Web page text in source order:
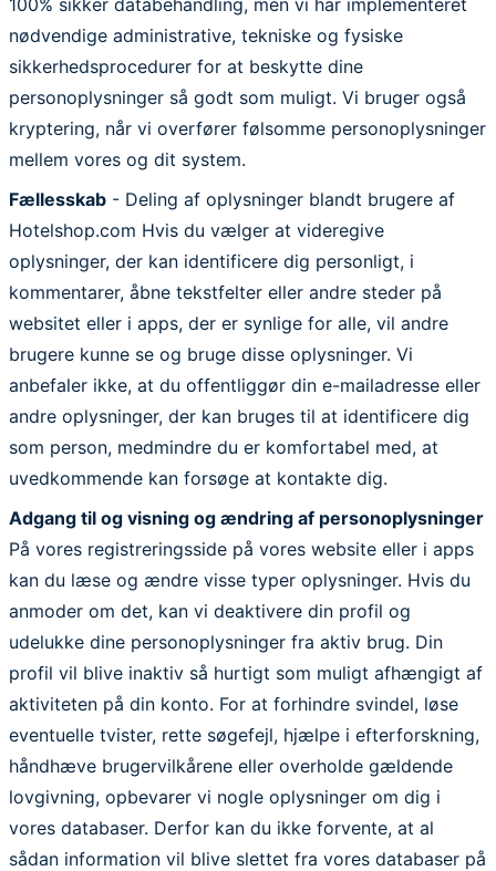
nødvendige administrative, tekniske og fysiske
sikkerhedsprocedurer for at beskytte dine
personoplysninger så godt som muligt. Vi bruger også
kryptering, når vi overfører følsomme personoplysninger
mellem vores og dit system.
Fællesskab - Deling af oplysninger blandt brugere af
Hotelshop.com Hvis du vælger at videregive
oplysninger, der kan identificere dig personligt, i
kommentarer, åbne tekstfelter eller andre steder på
websitet eller i apps, der er synlige for alle, vil andre
brugere kunne se og bruge disse oplysninger. Vi
anbefaler ikke, at du offentliggør din e-mailadresse eller
andre oplysninger, der kan bruges til at identificere dig
som person, medmindre du er komfortabel med, at
uvedkommende kan forsøge at kontakte dig.
Adgang til og visning og ændring af personoplysninger
På vores registreringsside på vores website eller i apps
kan du læse og ændre visse typer oplysninger. Hvis du
anmoder om det, kan vi deaktivere din profil og
udelukke dine personoplysninger fra aktiv brug. Din
profil vil blive inaktiv så hurtigt som muligt afhængigt af
aktiviteten på din konto. For at forhindre svindel, løse
eventuelle tvister, rette søgefejl, hjælpe i efterforskning,
håndhæve brugervilkårene eller overholde gældende
lovgivning, opbevarer vi nogle oplysninger om dig i
vores databaser. Derfor kan du ikke forvente, at al
sådan information vil blive slettet fra vores databaser på